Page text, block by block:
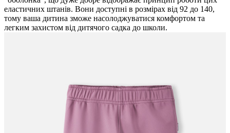
еластичних штанів. Вони доступні в розмірах від 92 до 140,
тому ваша дитина зможе насолоджуватися комфортом та
легким захистом від дитячого садка до школи.